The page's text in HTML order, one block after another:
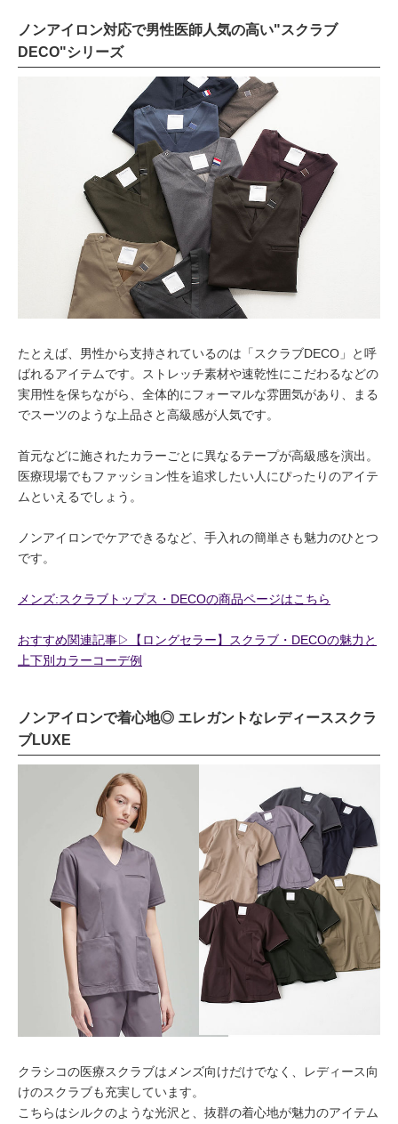
ノンアイロン対応で男性医師人気の高い"スクラブ
DECO"シリーズ
たとえば、男性から支持されているのは「スクラブDECO」と呼
ばれるアイテムです。ストレッチ素材や速乾性にこだわるなどの
実用性を保ちながら、全体的にフォーマルな雰囲気があり、まる
でスーツのような上品さと高級感が人気です。
首元などに施されたカラーごとに異なるテープが高級感を演出。
医療現場でもファッション性を追求したい人にぴったりのアイテ
ムといえるでしょう。
ノンアイロンでケアできるなど、手入れの簡単さも魅力のひとつ
です。
メンズ:スクラブトップス・DECOの商品ページはこちら
おすすめ関連記事▷【ロングセラー】スクラブ・DECOの魅力と
上下別カラーコーデ例
ノンアイロンで着心地◎ エレガントなレディーススクラ
ブLUXE
クラシコの医療スクラブはメンズ向けだけでなく、レディース向
けのスクラブも充実しています。
こちらはシルクのような光沢と、抜群の着心地が魅力のアイテム